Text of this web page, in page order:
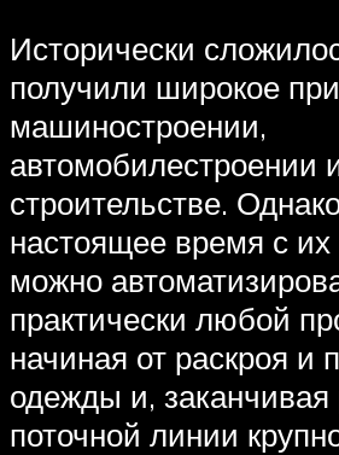
Исторически
получили широкое
машиностроении,
автомобилестроении
строительстве.
настоящее время с
можно
практически любой
начиная от раскроя и
одежды и, заканчивая
поточной линии